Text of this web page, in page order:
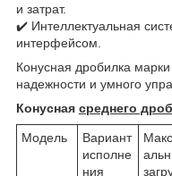
и затрат.
✔️ Интеллектуальная
интерфейсом.
Конусная дробилка
надежности и умного
Конусная среднего
Модель
Вариант
исполне
ния